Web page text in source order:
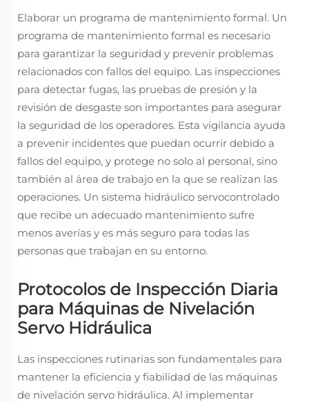
Elaborar un programa de mantenimiento formal. Un
programa de mantenimiento formal es necesario
para garantizar la seguridad y prevenir problemas
relacionados con fallos del equipo. Las inspecciones
para detectar fugas, las pruebas de presión y la
revisión de desgaste son importantes para asegurar
la seguridad de los operadores. Esta vigilancia ayuda
a prevenir incidentes que puedan ocurrir debido a
fallos del equipo, y protege no solo al personal, sino
también al área de trabajo en la que se realizan las
operaciones. Un sistema hidráulico servocontrolado
que recibe un adecuado mantenimiento sufre
menos averías y es más seguro para todas las
personas que trabajan en su entorno.
Protocolos de Inspección Diaria
para Máquinas de Nivelación
Servo Hidráulica
Las inspecciones rutinarias son fundamentales para
mantener la eficiencia y fiabilidad de las máquinas
de nivelación servo hidráulica. Al implementar